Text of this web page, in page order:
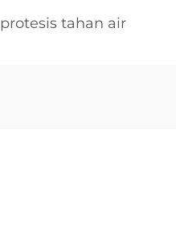
protesis tahan air